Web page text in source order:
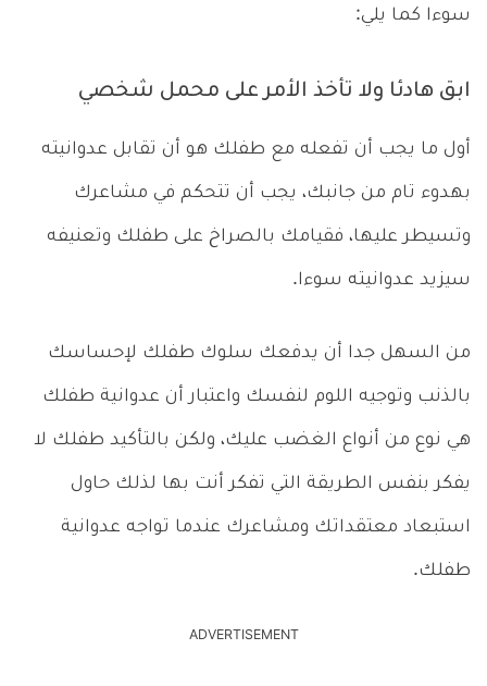
سوءا كما يلي:
ابق هادئا ولا تأخذ الأمر على محمل شخصي
أول ما يجب أن تفعله مع طفلك هو أن تقابل عدوانيته
بهدوء تام من جانبك، يجب أن تتحكم في مشاعرك
وتسيطر عليها، فقيامك بالصراخ على طفلك وتعنيفه
سيزيد عدوانيته سوءا.
من السهل جدا أن يدفعك سلوك طفلك لإحساسك
بالذنب وتوجيه اللوم لنفسك واعتبار أن عدوانية طفلك
هي نوع من أنواع الغضب عليك، ولكن بالتأكيد طفلك لا
يفكر بنفس الطريقة التي تفكر أنت بها لذلك حاول
استبعاد معتقداتك ومشاعرك عندما تواجه عدوانية
طفلك.
ADVERTISEMENT